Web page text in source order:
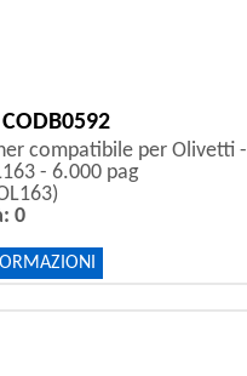
CODB0592
compatibile per Olivetti -
- 6.000 pag
0